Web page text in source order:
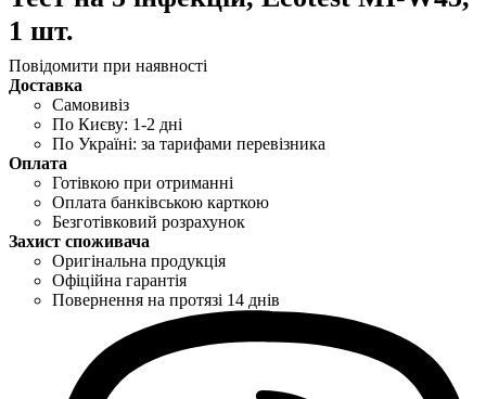
1 шт.
Повідомити при наявності
Доставка
Самовивіз
По Києву: 1-2 дні
По Україні: за тарифами перевізника
Оплата
Готівкою при отриманні
Оплата банківською карткою
Безготівковий розрахунок
Захист споживача
Оригінальна продукція
Офіційна гарантія
Повернення на протязі 14 днів